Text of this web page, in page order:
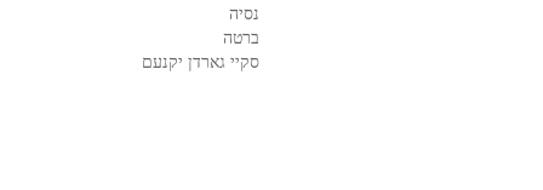
נסיה
ברטה
סקיי גארדן יקנעם